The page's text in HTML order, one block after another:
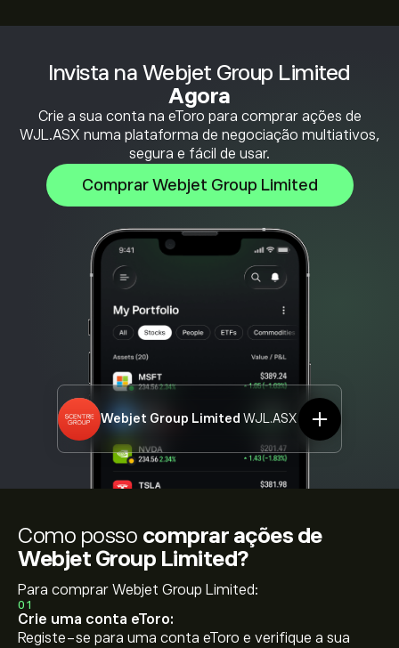
Invista na Webjet Group Limited
Agora
Crie a sua conta na eToro para comprar ações de
WJL.ASX numa plataforma de negociação multiativos,
segura e fácil de usar.
Comprar Webjet Group Limited
Webjet Group Limited WJL.ASX
Como posso comprar ações de
Webjet Group Limited?
Para comprar Webjet Group Limited:
01
Crie uma conta eToro:
Registe-se para uma conta eToro e verifique a sua